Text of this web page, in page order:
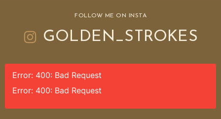
FOLLOW ME ON INSTA
GOLDEN_STROKES
Error: 400: Bad Request
Error: 400: Bad Request